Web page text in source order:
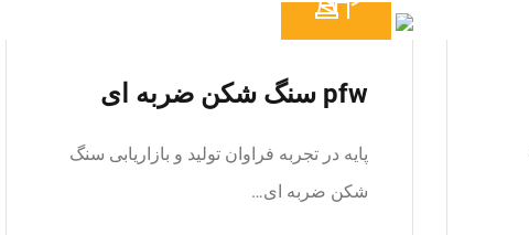
pfw سنگ شکن ضربه ای
پایه در تجربه فراوان تولید و بازاریابی سنگ
شکن ضربه ای…